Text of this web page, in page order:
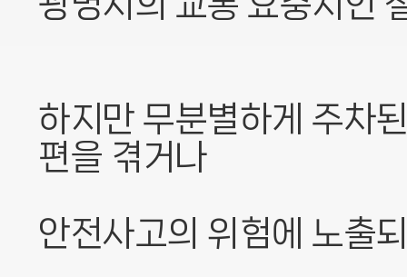
하지만 무분별하게 주차
편을 겪거나
안전사고의 위험에 노출